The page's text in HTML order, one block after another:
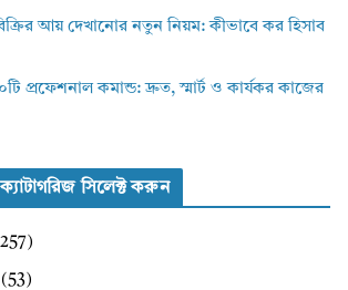
আয় দেখানোর নতুন নিয়ম: কীভাবে কর হিসাব
প্রফেশনাল কমান্ড: দ্রুত, স্মার্ট ও কার্যকর কাজের
সিলেক্ট করুন
(53)